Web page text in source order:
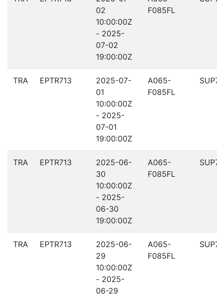
02
10:00:00Z
- 2025-
07-02
19:00:00Z
F085FL
TRA EPTR713
2025-07-
01
10:00:00Z
- 2025-
07-01
19:00:00Z
A065-
F085FL
TRA EPTR713
2025-06-
30
10:00:00Z
- 2025-
06-30
19:00:00Z
A065-
F085FL
TRA EPTR713
2025-06-
29
10:00:00Z
- 2025-
06-29
A065-
F085FL